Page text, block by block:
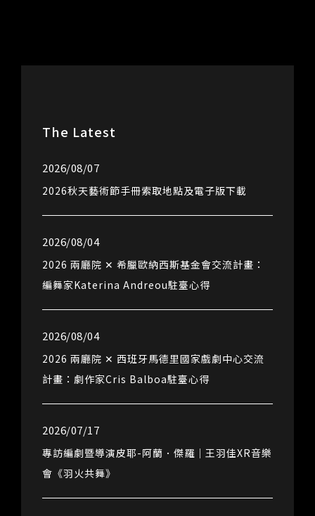
The Latest
2026/08/07
2026秋天藝術節手冊索取地點及電子版下載
2026/08/04
2026 兩廳院 ✕ 希臘歐納西斯基金會交流計畫：
編舞家Katerina Andreou駐臺心得
2026/08/04
2026 兩廳院 ✕ 西班牙馬德里國家戲劇中心交流
計畫：劇作家Cris Balboa駐臺心得
2026/07/17
專訪編劇暨導演皮耶-阿蘭．傑羅｜王羽佳XR音樂
會《羽火共舞》